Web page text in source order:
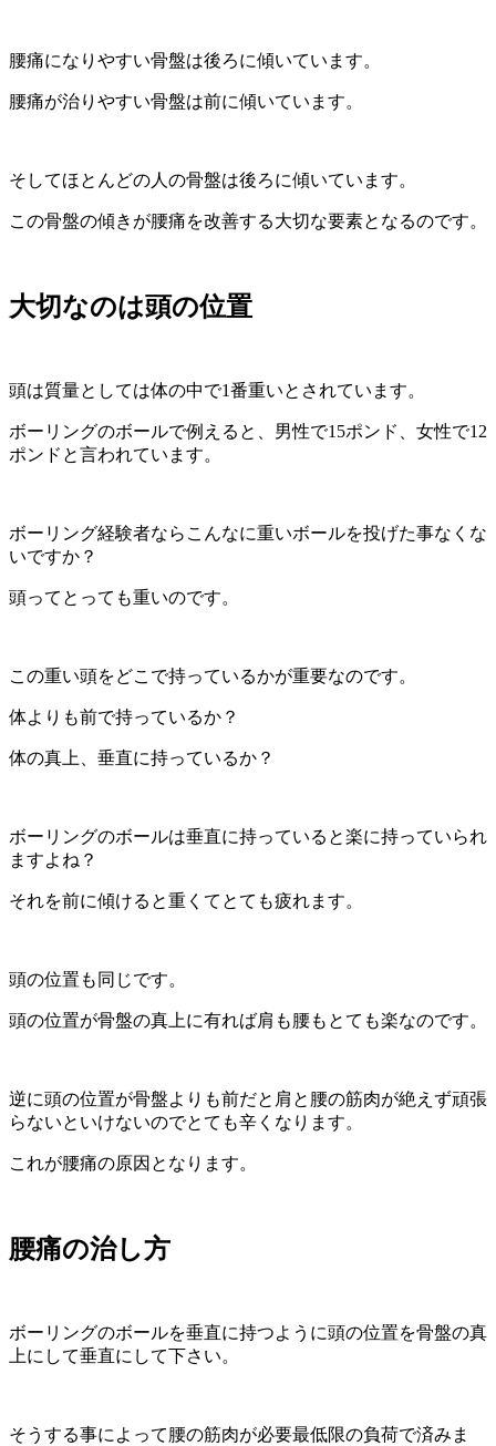
腰痛になりやすい骨盤は後ろに傾いています。
腰痛が治りやすい骨盤は前に傾いています。
そしてほとんどの人の骨盤は後ろに傾いています。
この骨盤の傾きが腰痛を改善する大切な要素となるのです。
大切なのは頭の位置
頭は質量としては体の中で1番重いとされています。
ボーリングのボールで例えると、男性で15ポンド、女性で12
ポンドと言われています。
ボーリング経験者ならこんなに重いボールを投げた事なくな
いですか？
頭ってとっても重いのです。
この重い頭をどこで持っているかが重要なのです。
体よりも前で持っているか？
体の真上、垂直に持っているか？
ボーリングのボールは垂直に持っていると楽に持っていられ
ますよね？
それを前に傾けると重くてとても疲れます。
頭の位置も同じです。
頭の位置が骨盤の真上に有れば肩も腰もとても楽なのです。
逆に頭の位置が骨盤よりも前だと肩と腰の筋肉が絶えず頑張
らないといけないのでとても辛くなります。
これが腰痛の原因となります。
腰痛の治し方
ボーリングのボールを垂直に持つように頭の位置を骨盤の真
上にして垂直にして下さい。
そうする事によって腰の筋肉が必要最低限の負荷で済みま